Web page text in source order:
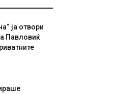
ја отвори
Павловиќ